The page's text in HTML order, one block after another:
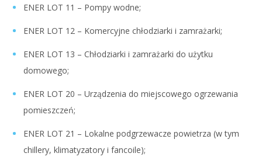
ENER LOT 11 – Pompy wodne;
ENER LOT 12 – Komercyjne chłodziarki i zamrażarki;
ENER LOT 13 – Chłodziarki i zamrażarki do użytku
domowego;
ENER LOT 20 – Urządzenia do miejscowego ogrzewania
pomieszczeń;
ENER LOT 21 – Lokalne podgrzewacze powietrza (w tym
chillery, klimatyzatory i fancoile);